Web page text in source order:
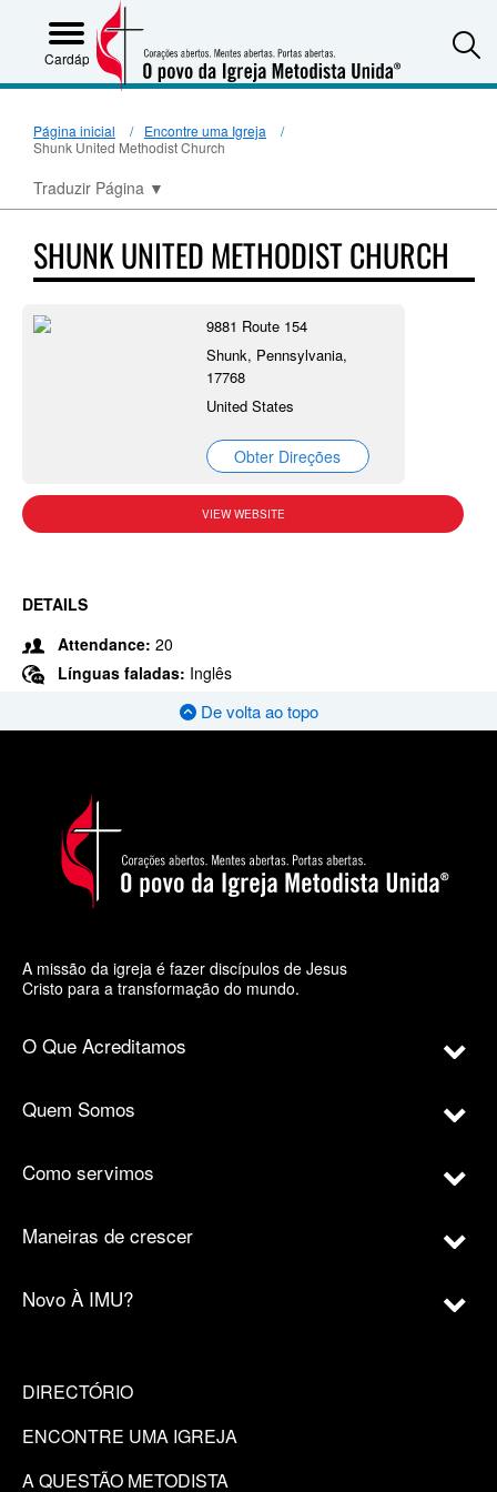
Cardápio
Página inicial
Encontre uma Igreja
Shunk United Methodist Church
Traduzir Página ▼
SHUNK UNITED METHODIST CHURCH
9881 Route 154
Shunk, Pennsylvania,
17768
United States
Obter Direções
VIEW WEBSITE
DETAILS
Attendance: 20
Línguas faladas: Inglês
De volta ao topo
A missão da igreja é fazer discípulos de Jesus
Cristo para a transformação do mundo.
O Que Acreditamos
Quem Somos
Como servimos
Maneiras de crescer
Novo À IMU?
DIRECTÓRIO
ENCONTRE UMA IGREJA
A QUESTÃO METODISTA